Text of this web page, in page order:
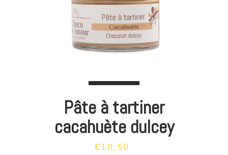
Pâte à tartiner
cacahuète dulcey
€10,50